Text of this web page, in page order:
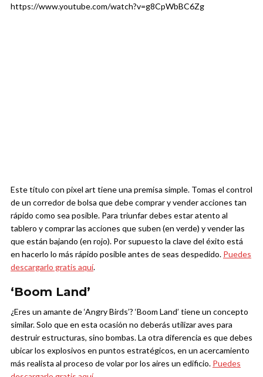
https://www.youtube.com/watch?v=g8CpWbBC6Zg
Este título con pixel art tiene una premisa simple. Tomas el control
de un corredor de bolsa que debe comprar y vender acciones tan
rápido como sea posible. Para triunfar debes estar atento al
tablero y comprar las acciones que suben (en verde) y vender las
que están bajando (en rojo). Por supuesto la clave del éxito está
en hacerlo lo más rápido posible antes de seas despedido. Puedes
descargarlo gratis aquí.
‘Boom Land’
¿Eres un amante de ‘Angry Birds’? ‘Boom Land’ tiene un concepto
similar. Solo que en esta ocasión no deberás utilizar aves para
destruir estructuras, sino bombas. La otra diferencia es que debes
ubicar los explosivos en puntos estratégicos, en un acercamiento
más realista al proceso de volar por los aires un edificio. Puedes